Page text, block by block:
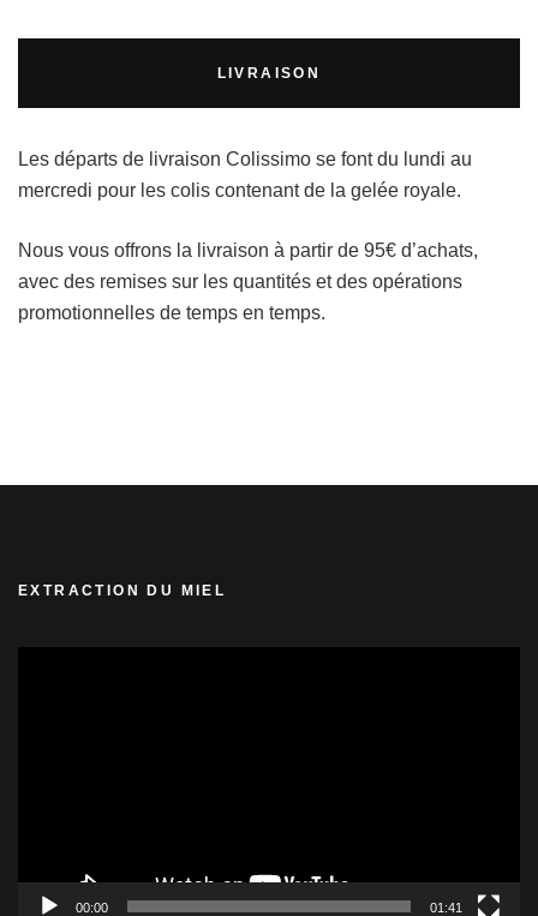
LIVRAISON
Les départs de livraison Colissimo se font du lundi au
mercredi pour les colis contenant de la gelée royale.
Nous vous offrons la livraison à partir de 95€ d’achats,
avec des remises sur les quantités et des opérations
promotionnelles de temps en temps.
EXTRACTION DU MIEL
00:00 01:41